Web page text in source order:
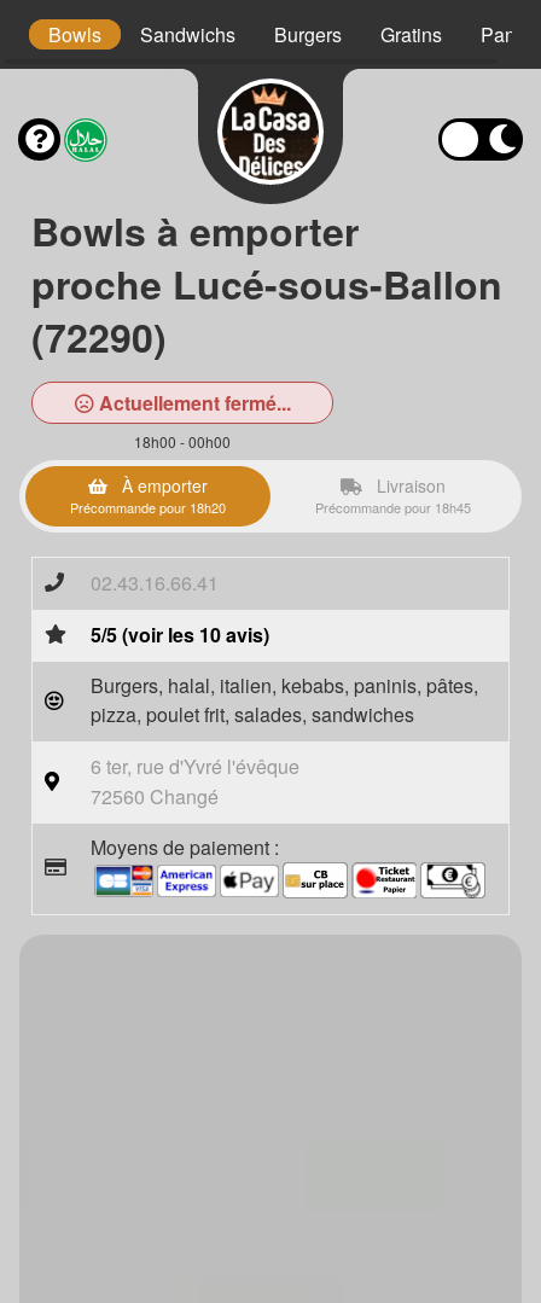
Bowls Sandwichs Burgers Gratins
Bowls à emporter
proche Lucé-sous-Ballon
(72290)
Actuellement fermé...
18h00 - 00h00
À emporter
Précommande pour 18h20
Livraison
Précommande pour 18h45
02.43.16.66.41
5/5 (voir les 10 avis)
Burgers, halal, italien, kebabs, paninis, pâtes,
pizza, poulet frit, salades, sandwiches
6 ter, rue d'Yvré l'évêque
72560 Changé
Moyens de paiement :